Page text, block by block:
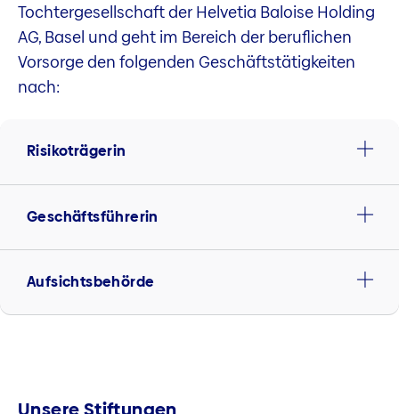
Tochtergesellschaft der Helvetia Baloise Holding
AG, Basel und geht im Bereich der beruflichen
Vorsorge den folgenden Geschäftstätigkeiten
nach:
Risikoträgerin
Geschäftsführerin
Aufsichtsbehörde